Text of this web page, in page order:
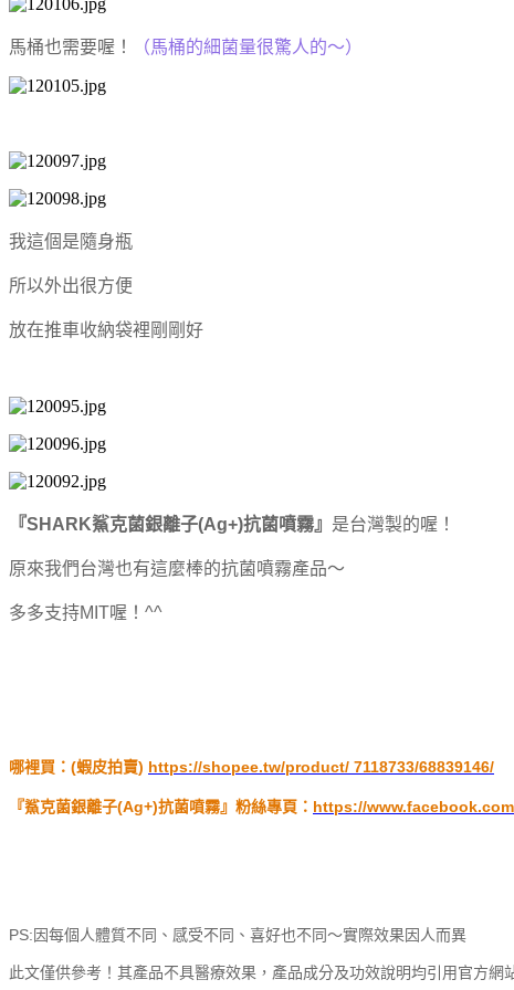
馬桶也需要喔！ （馬桶的細菌量很驚人的～）
我這個是隨身瓶
所以外出很方便
放在推車收納袋裡剛剛好
『SHARK鯊克菌銀離子(Ag+)抗菌噴霧』 是台灣製的喔！
原來我們台灣也有這麼棒的抗菌噴霧產品～
多多支持MIT喔！^^
哪裡買：(蝦皮拍賣) https://shopee.tw/product/ 7118733/68839146/
『鯊克菌銀離子(Ag+)抗菌噴霧』粉絲專頁： https://
PS:因每個人體質不同、感受不同、喜好也不同～實際效果因人而異
此文僅供參考！其產品不具醫療效果，產品成分及功效說明均引用官方網